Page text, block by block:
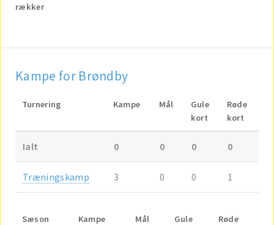
rækker
Kampe for Brøndby
Turnering Kampe Mål
Gule
kort
Røde
kort
Ialt 0 0 0 0
Træningskamp 3 0 0 1
Sæson Kampe Mål
Gule
Røde